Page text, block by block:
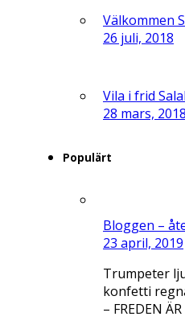
Välkommen
26 juli, 2018
Vila i frid
28 mars, 2018
Populärt
Bloggen –
23 april, 2019
Trumpeter
konfetti
– FREDEN